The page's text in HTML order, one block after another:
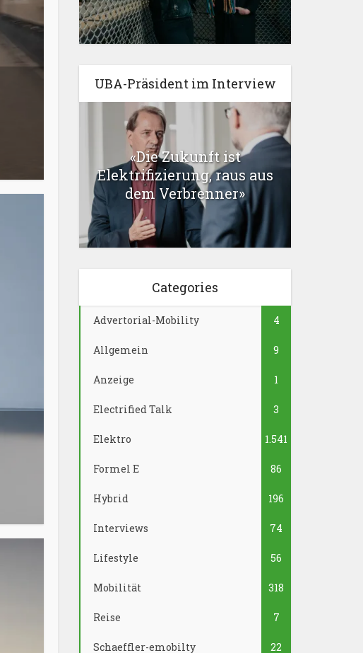
UBA-Präsident im Interview
«Die Zukunft ist
Elektrifizierung, raus aus
dem Verbrenner»
Categories
Advertorial-Mobility 4
Allgemein 9
Anzeige 1
Electrified Talk 3
Elektro 1.541
Formel E 86
Hybrid 196
Interviews 74
Lifestyle 56
Mobilität 318
Reise 7
Schaeffler-emobilty 22